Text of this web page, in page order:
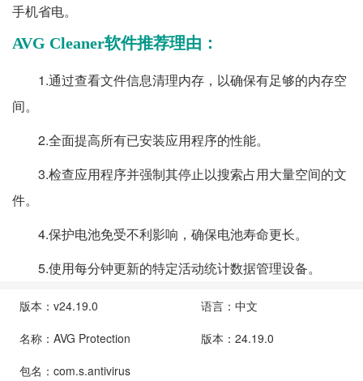
手机省电。
AVG Cleaner软件推荐理由：
1.通过查看文件信息清理内存，以确保有足够的内存空
间。
2.全面提高所有已安装应用程序的性能。
3.检查应用程序并强制其停止以搜索占用大量空间的文
件。
4.保护电池免受不利影响，确保电池寿命更长。
5.使用每分钟更新的特定活动统计数据管理设备。
版本：v24.19.0
语言：中文
名称：AVG Protection
版本：24.19.0
包名：com.s.antivirus